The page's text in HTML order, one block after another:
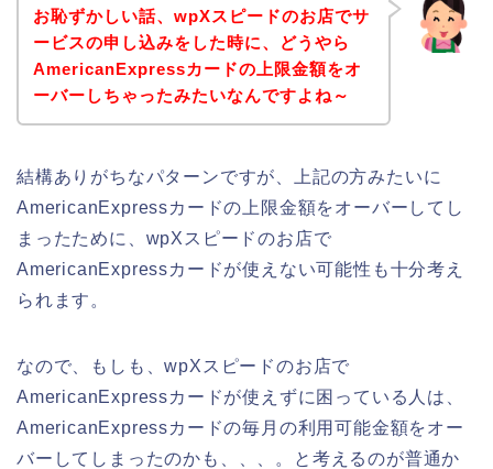
お恥ずかしい話、wpXスピードのお店でサ
ービスの申し込みをした時に、どうやら
AmericanExpressカードの上限金額をオ
ーバーしちゃったみたいなんですよね～
結構ありがちなパターンですが、上記の方みたいに
AmericanExpressカードの上限金額をオーバーしてし
まったために、wpXスピードのお店で
AmericanExpressカードが使えない可能性も十分考え
られます。
なので、もしも、wpXスピードのお店で
AmericanExpressカードが使えずに困っている人は、
AmericanExpressカードの毎月の利用可能金額をオー
バーしてしまったのかも、、、。と考えるのが普通か